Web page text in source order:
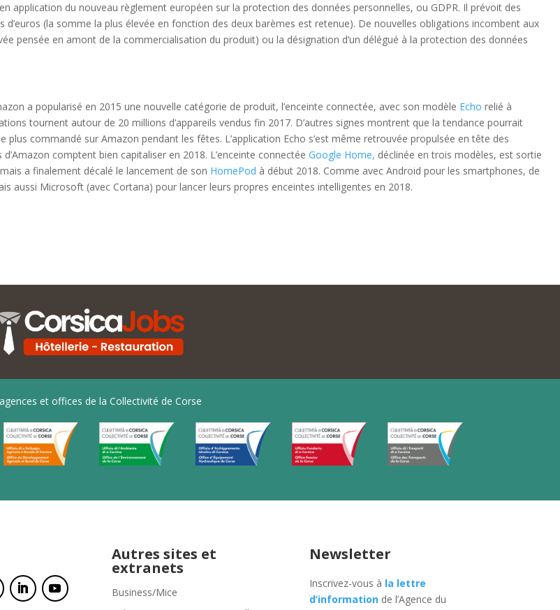
application du nouveau règlement européen sur la protection des données personnelles, ou GDPR. Il prévoit des
d’euros (la somme la plus élevée en fonction des deux barèmes est retenue). De nouvelles obligations incombent aux
pensée en amont de la commercialisation du produit) ou la désignation d’un délégué à la protection des données
a popularisé en 2015 une nouvelle catégorie de produit, l’enceinte connectée, avec son modèle Echo relié à
tournent autour de 20 millions d’appareils vendus fin 2017. D’autres signes montrent que la tendance pourrait
plus commandé sur Amazon pendant les fêtes. L’application Echo s’est même retrouvée propulsée en tête des
comptent bien capitaliser en 2018. L’enceinte connectée Google Home, déclinée en trois modèles, est sortie
a finalement décalé le lancement de son HomePod à début 2018. Comme avec Android pour les smartphones, de
aussi Microsoft (avec Cortana) pour lancer leurs propres enceintes intelligentes en 2018.
et offices de la Collectivité de Corse
Autres sites et
extranets
Business/Mice
Newsletter
Inscrivez-vous à la lettre
d’information de l’Agence du